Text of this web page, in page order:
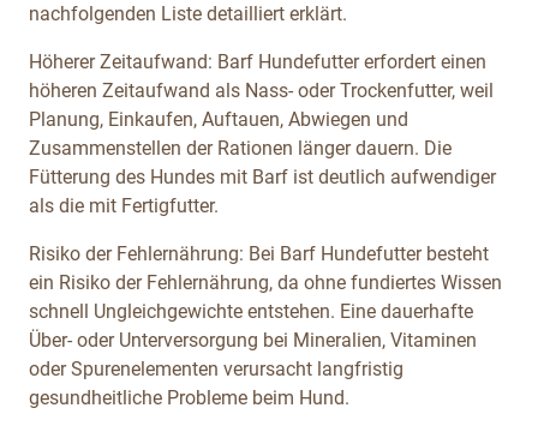
nachfolgenden Liste detailliert erklärt.
Höherer Zeitaufwand: Barf Hundefutter erfordert einen
höheren Zeitaufwand als Nass- oder Trockenfutter, weil
Planung, Einkaufen, Auftauen, Abwiegen und
Zusammenstellen der Rationen länger dauern. Die
Fütterung des Hundes mit Barf ist deutlich aufwendiger
als die mit Fertigfutter.
Risiko der Fehlernährung: Bei Barf Hundefutter besteht
ein Risiko der Fehlernährung, da ohne fundiertes Wissen
schnell Ungleichgewichte entstehen. Eine dauerhafte
Über- oder Unterversorgung bei Mineralien, Vitaminen
oder Spurenelementen verursacht langfristig
gesundheitliche Probleme beim Hund.